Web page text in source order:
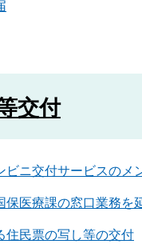
交付
ビニ交付サービスのメ
保医療課の窓口業務を
住民票の写し等の交付